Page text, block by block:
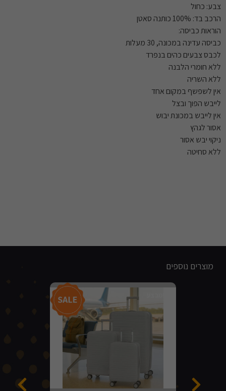
צבע: כחול
הרכב בד: 100% כותנה סאטן
הוראות כביסה:
כביסה עדינה במכונה, 30 מעלות
לכבס צבעים כהים בנפרד
ללא חומרי הלבנה
ללא השריה
אין לשפשף במקום אחד
לייבש הפוך ובצל
אין לייבש במכונת יבוש
אסור לגהץ
ניקוי יבש אסור
ללא סחיטה
מוצרים נוספים